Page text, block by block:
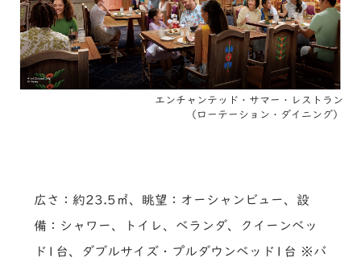
エンチャンテッド・サマー・レストラン
（ローテーション・ダイニング）
広さ：約23.5㎡、眺望：オーシャンビュー、設
備：シャワー、トイレ、ベランダ、クイーンベッ
ド1台、ダブルサイズ・プルダウンベッド1台 ※バ